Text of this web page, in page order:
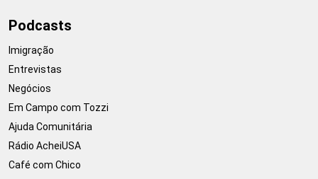
Podcasts
Imigração
Entrevistas
Negócios
Em Campo com Tozzi
Ajuda Comunitária
Rádio AcheiUSA
Café com Chico